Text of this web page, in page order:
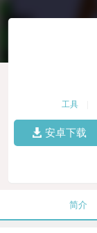
工具
安卓下载
简介